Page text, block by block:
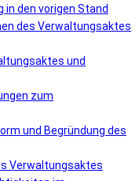
in den vorigen Stand
des Verwaltungsaktes
und
zum
und Begründung des
Verwaltungsaktes